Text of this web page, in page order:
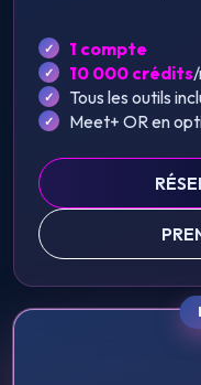
1 compte
10 000 crédits
Tous les outils
Meet+ OR en